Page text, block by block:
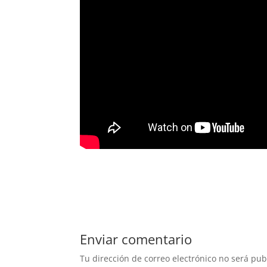
Enviar comentario
Tu dirección de correo electrónico no será